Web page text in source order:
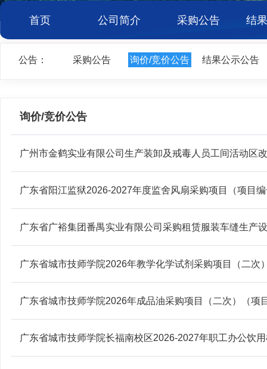
首页 公司简介 采购公告 结
公告： 采购公告 询价/竞价公告 结果公示公告
询价/竞价公告
广州市金鹤实业有限公司生产装卸及戒毒人员工间活动区
广东省阳江监狱2026-2027年度监舍风扇采购项目（项目
广东省广裕集团番禺实业有限公司采购租赁服装车缝生产
广东省城市技师学院2026年教学化学试剂采购项目（二
广东省城市技师学院2026年成品油采购项目（二次）（
广东省城市技师学院长福南校区2026-2027年职工办公饮